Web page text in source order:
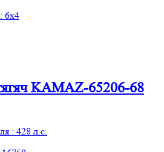
6х4
KAMAZ-65206-68
: 428 л.с.